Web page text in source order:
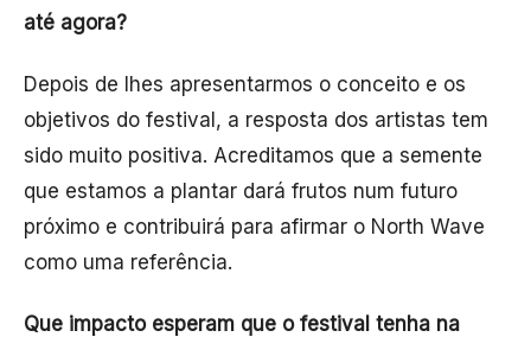
até agora?
Depois de lhes apresentarmos o conceito e os
objetivos do festival, a resposta dos artistas tem
sido muito positiva. Acreditamos que a semente
que estamos a plantar dará frutos num futuro
próximo e contribuirá para afirmar o North Wave
como uma referência.
Que impacto esperam que o festival tenha na